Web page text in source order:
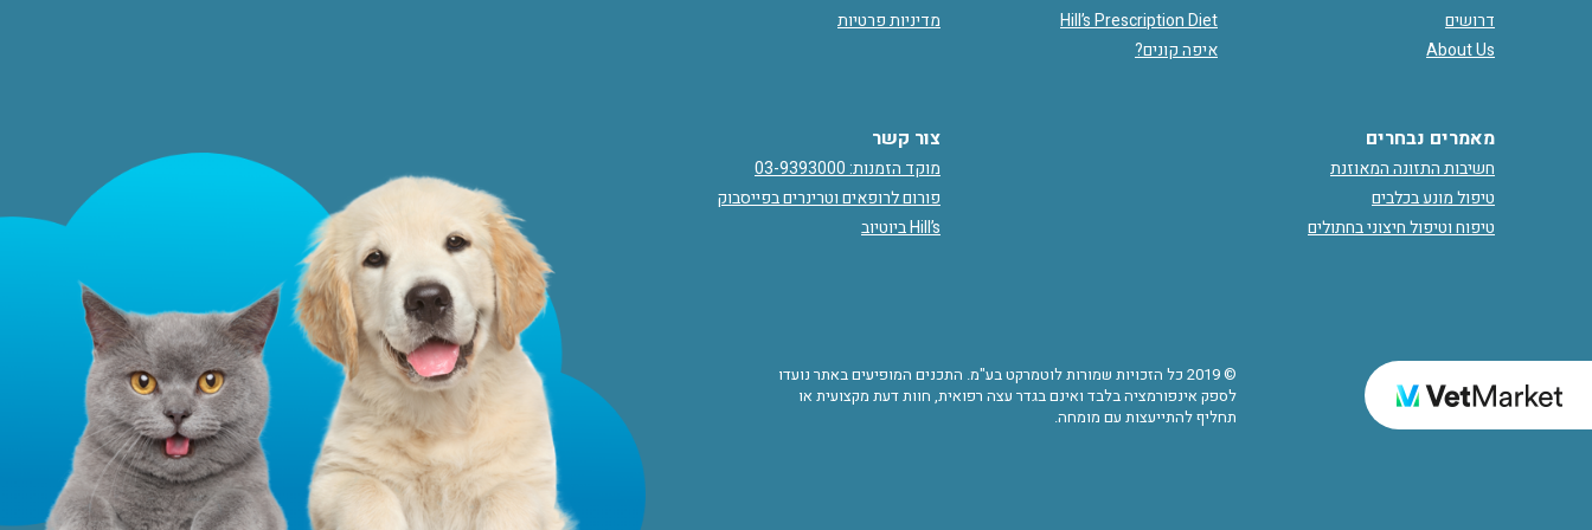
דרושים
About Us
Hill’s Prescription Diet
איפה קונים?
מדיניות פרטיות
מאמרים נבחרים
חשיבות התזונה המאוזנת
טיפול מונע בכלבים
טיפוח וטיפול חיצוני בחתולים
צור קשר
מוקד הזמנות: 03-9393000
פורום לרופאים וטרינרים בפייסבוק
Hill’s ביוטיוב
© 2019 כל הזכויות שמורות לוטמרקט בע"מ. התכנים המופיעים באתר נועדו
לספק אינפורמציה בלבד ואינם בגדר עצה רפואית, חוות דעת מקצועית או
תחליף להתייעצות עם מומחה.